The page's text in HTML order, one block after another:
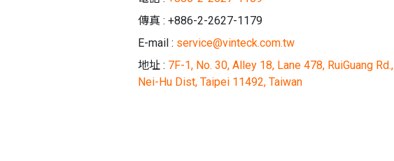
傳真 : +886-2-2627-1179
E-mail : service@vinteck.com.tw
地址 : 7F-1, No. 30, Alley 18, Lane 478, RuiGuang Rd.,
Nei-Hu Dist, Taipei 11492, Taiwan